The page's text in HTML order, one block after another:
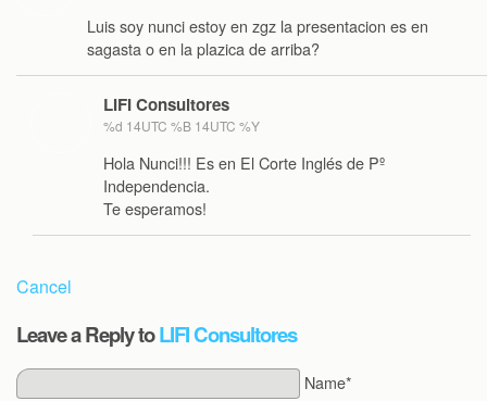
Luis soy nunci estoy en zgz la presentacion es en
sagasta o en la plazica de arriba?
LIFI Consultores
%d 14UTC %B 14UTC %Y
Hola Nunci!!! Es en El Corte Inglés de Pº
Independencia.
Te esperamos!
Cancel
Leave a Reply toLIFI Consultores
Name*